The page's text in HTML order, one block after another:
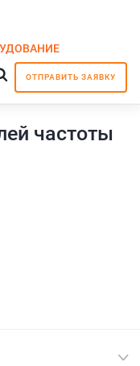
ОТПРАВИТЬ ЗАЯВКУ
частоты